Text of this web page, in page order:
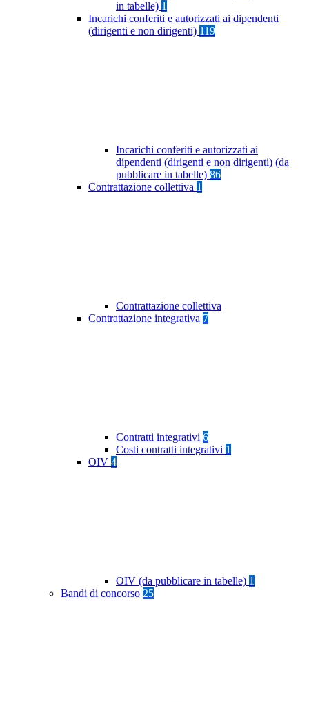
in tabelle) 1
Incarichi conferiti e autorizzati ai dipendenti
(dirigenti e non dirigenti) 119
Incarichi conferiti e autorizzati ai
dipendenti (dirigenti e non dirigenti) (da
pubblicare in tabelle) 86
Contrattazione collettiva 1
Contrattazione collettiva
Contrattazione integrativa 7
Contratti integrativi 6
Costi contratti integrativi 1
OIV 4
OIV (da pubblicare in tabelle) 1
Bandi di concorso 25